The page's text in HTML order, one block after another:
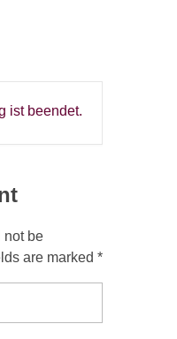
ist beendet.
not be
are marked *